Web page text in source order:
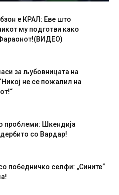
е КРАЛ: Еве што
му подготви како
за љубовницата на
не се пожалил на
проблеми: Шкендија
со Вардар!
победничко селфи: „Сините“